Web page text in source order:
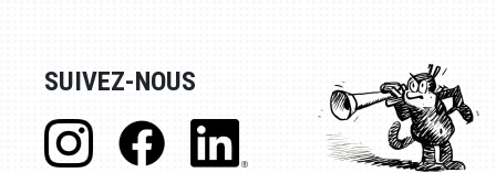
SUIVEZ-NOUS